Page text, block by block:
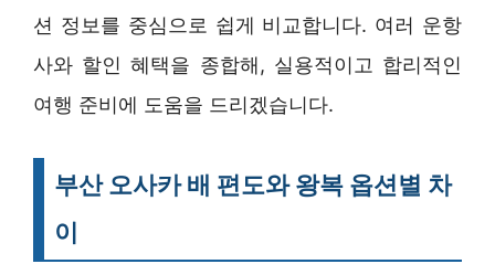
션 정보를 중심으로 쉽게 비교합니다. 여러 운항
사와 할인 혜택을 종합해, 실용적이고 합리적인
여행 준비에 도움을 드리겠습니다.
부산 오사카 배 편도와 왕복 옵션별 차
이